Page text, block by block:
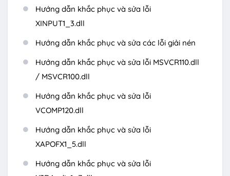
Hướng dẫn khắc phục và sửa lỗi
XINPUT1_3.dll
Hướng dẫn khắc phục và sửa các lỗi giải nén
Hướng dẫn khắc phục và sửa lỗi MSVCR110.dll
/ MSVCR100.dll
Hướng dẫn khắc phục và sửa lỗi
VCOMP120.dll
Hướng dẫn khắc phục và sửa lỗi
XAPOFX1_5.dll
Hướng dẫn khắc phục và sửa lỗi